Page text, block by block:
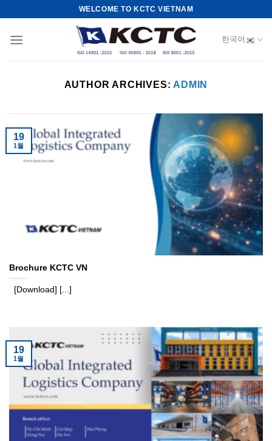
content
WELCOME TO KCTC VIETNAM
한국어
AUTHOR ARCHIVES: ADMIN
Brochure KCTC VN
[Download] [...]
19
1월
19
1월